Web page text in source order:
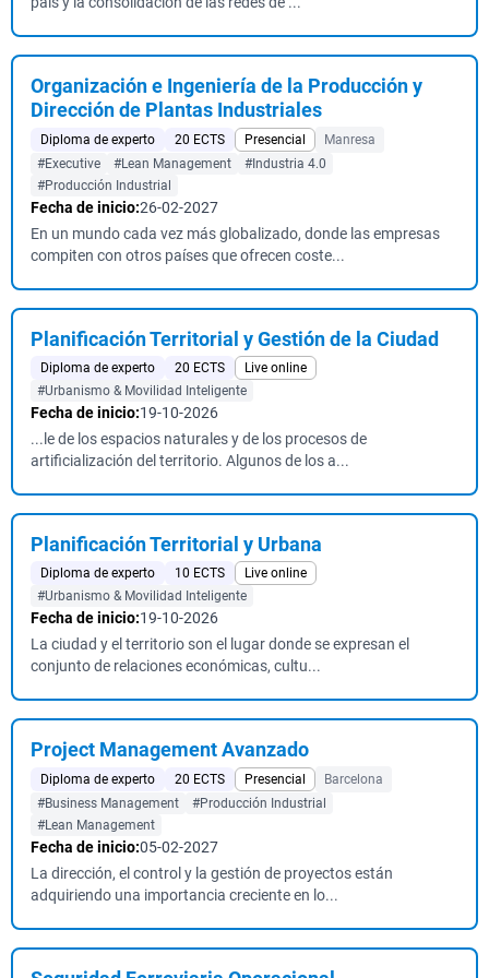
Organización e Ingeniería de la Producción y
Dirección de Plantas Industriales
Diploma de experto 20 ECTS Presencial
Manresa
#Executive
#Lean Management
#Industria 4.0
#Producción Industrial
Fecha de inicio:26-02-2027
En un mundo cada vez más globalizado, donde las empresas
compiten con otros países que ofrecen coste...
Planificación Territorial y Gestión de la Ciudad
Diploma de experto 20 ECTS
Live online
#Urbanismo & Movilidad Inteligente
Fecha de inicio:19-10-2026
...le de los espacios naturales y de los procesos de
artificialización del territorio. Algunos de los a...
Planificación Territorial y Urbana
Diploma de experto 10 ECTS
Live online
#Urbanismo & Movilidad Inteligente
Fecha de inicio:19-10-2026
La ciudad y el territorio son el lugar donde se expresan el
conjunto de relaciones económicas, cultu...
Project Management Avanzado
Diploma de experto 20 ECTS Presencial
Barcelona
#Business Management
#Producción Industrial
#Lean Management
Fecha de inicio:05-02-2027
La dirección, el control y la gestión de proyectos están
adquiriendo una importancia creciente en lo...